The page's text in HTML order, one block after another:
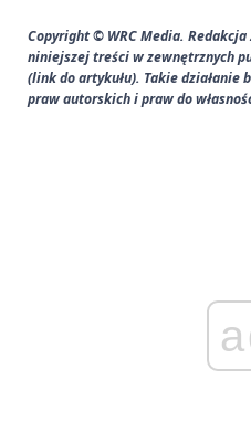
Copyright © WRC Media.
niniejszej treści w zewnętrznych
(link do artykułu). Takie
praw autorskich i praw do